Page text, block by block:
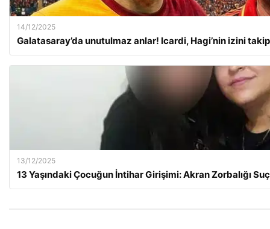
14/12/2025
Galatasaray’da unutulmaz anlar! Icardi, Hagi’nin izini
13/12/2025
13 Yaşındaki Çocuğun İntihar Girişimi: Akran Zorbalığı